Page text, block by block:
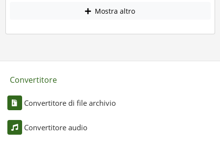
Mostra altro
Convertitore
Convertitore di file archivio
Convertitore audio